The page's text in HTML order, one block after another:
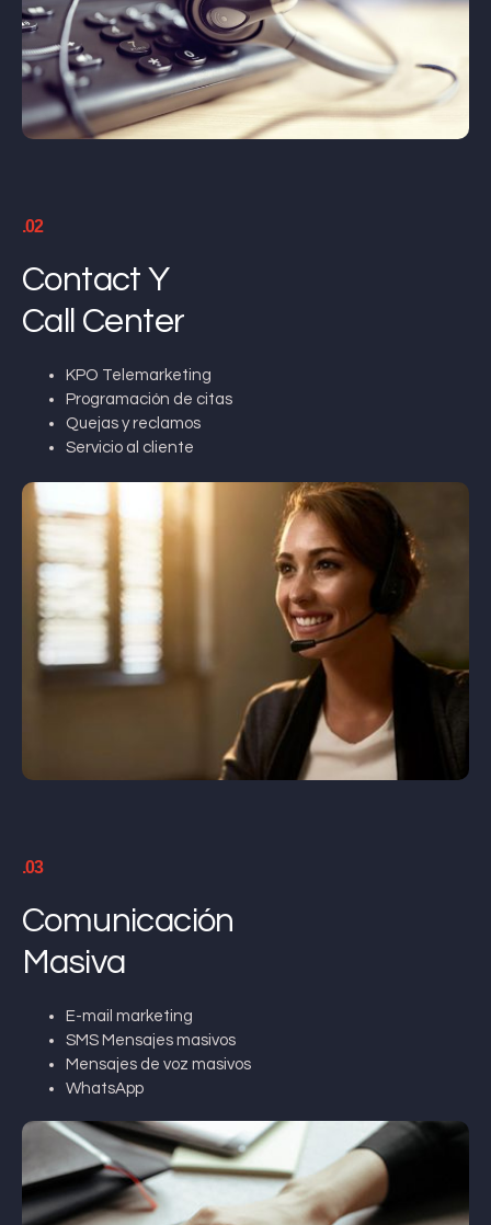
.02
Contact Y
Call Center
KPO Telemarketing
Programación de citas
Quejas y reclamos
Servicio al cliente
.03
Comunicación
Masiva
E-mail marketing
SMS Mensajes masivos
Mensajes de voz masivos
WhatsApp